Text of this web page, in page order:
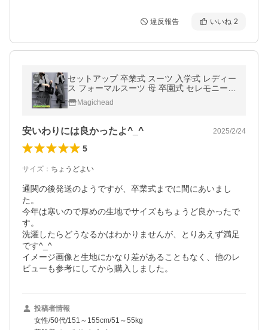
違反報告 いいね 2
セットアップ 卒業式 スーツ 入学式 レディー
ス フォーマルスーツ 母 卒園式 セレモニース
ーツ パンツスーツ ママ 上下セット 大きいサ
イズ ワイドパンツ 九分丈
Magichead
安いわりには良かったよ^_^ 2025/2/24
5
サイズ ： ちょうどよい
通関の後発送のようですが、卒業式までに間にあいまし
た。
今年は寒いので厚めの生地でサイズもちょうど良かったで
す。
洗濯したらどうなるかはわかりませんが、とりあえず満足
です^_^
イメージ画像と生地にかなり差があることもなく、他のレ
ビューも参考にしてから購入しました。
投稿者情報
女性/50代/151～155cm/51～55kg